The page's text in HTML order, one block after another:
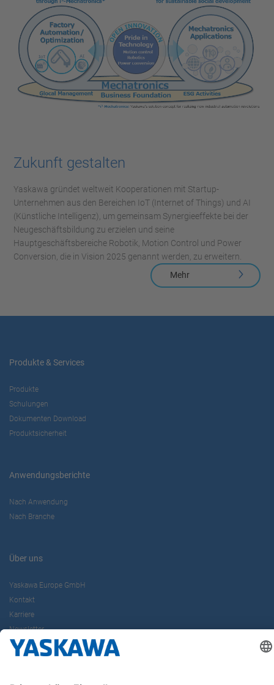
Zukunft gestalten
Yaskawa gründet weltweit Kooperationen mit Startup-
Unternehmen aus den Bereichen IoT (Internet of Things) und AI
(Künstliche Intelligenz), um gemeinsam Synergieeffekte bei der
Neugeschäftsbildung zu erzielen und seine
Hauptgeschäftsbereiche Robotik, Motion Control und Power
Conversion, die in Vision 2025 genannt werden, zu erweitern.
Mehr
Produkte & Services
Produkte
Schulungen
Dokumenten Download
Produktsicherheit
Anwendungsberichte
Nach Anwendung
Nach Branche
Über uns
Yaskawa Europe GmbH
Kontakt
Karriere
Newsletter